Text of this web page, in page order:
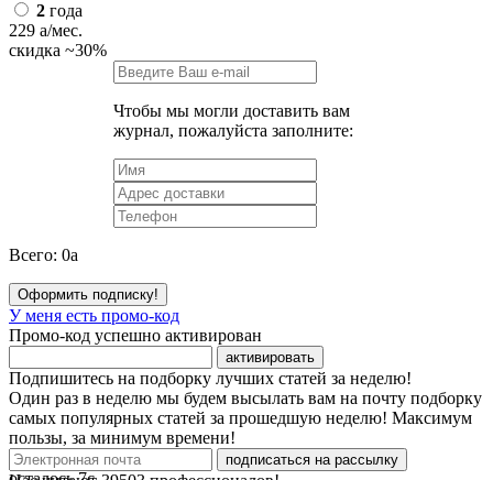
2 года
229 a/мес.
скидка ~30%
Чтобы мы могли доставить вам
журнал, пожалуйста заполните:
Всего: 0a
Оформить подписку!
У меня есть промо-код
Промо-код успешно активирован
активировать
Подпишитесь на подборку лучших статей за неделю!
Один раз в неделю мы будем высылать вам на почту подборку
самых популярных статей за прошедшую неделю! Максимум
пользы, за минимум времени!
подписаться на рассылку